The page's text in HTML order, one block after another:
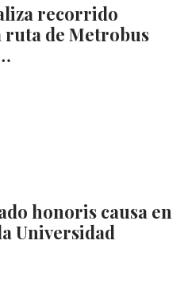
recorrido
de Metrobus
honoris causa en
Universidad